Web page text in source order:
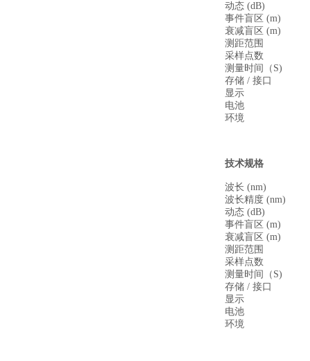
动态 (dB)
事件盲区 (m)
衰减盲区 (m)
测距范围
采样点数
测量时间（S)
存储 / 接口
显示
电池
环境
技术规格
波长 (nm)
波长精度 (nm)
动态 (dB)
事件盲区 (m)
衰减盲区 (m)
测距范围
采样点数
测量时间（S)
存储 / 接口
显示
电池
环境